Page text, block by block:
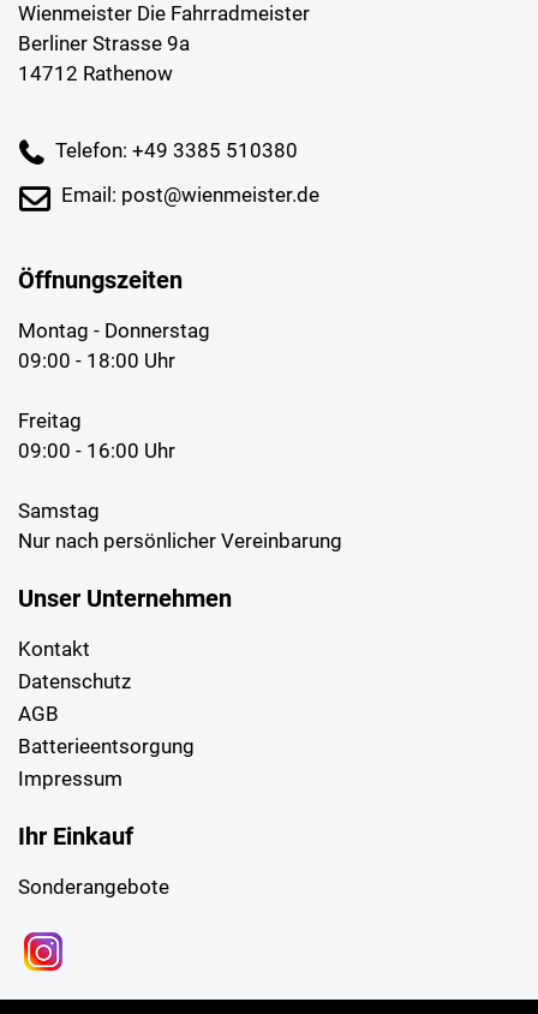
Wienmeister Die Fahrradmeister
Berliner Strasse 9a
14712 Rathenow
Telefon: +49 3385 510380
Email: post@wienmeister.de
Öffnungszeiten
Montag - Donnerstag
09:00 - 18:00 Uhr
Freitag
09:00 - 16:00 Uhr
Samstag
Nur nach persönlicher Vereinbarung
Unser Unternehmen
Kontakt
Datenschutz
AGB
Batterieentsorgung
Impressum
Ihr Einkauf
Sonderangebote